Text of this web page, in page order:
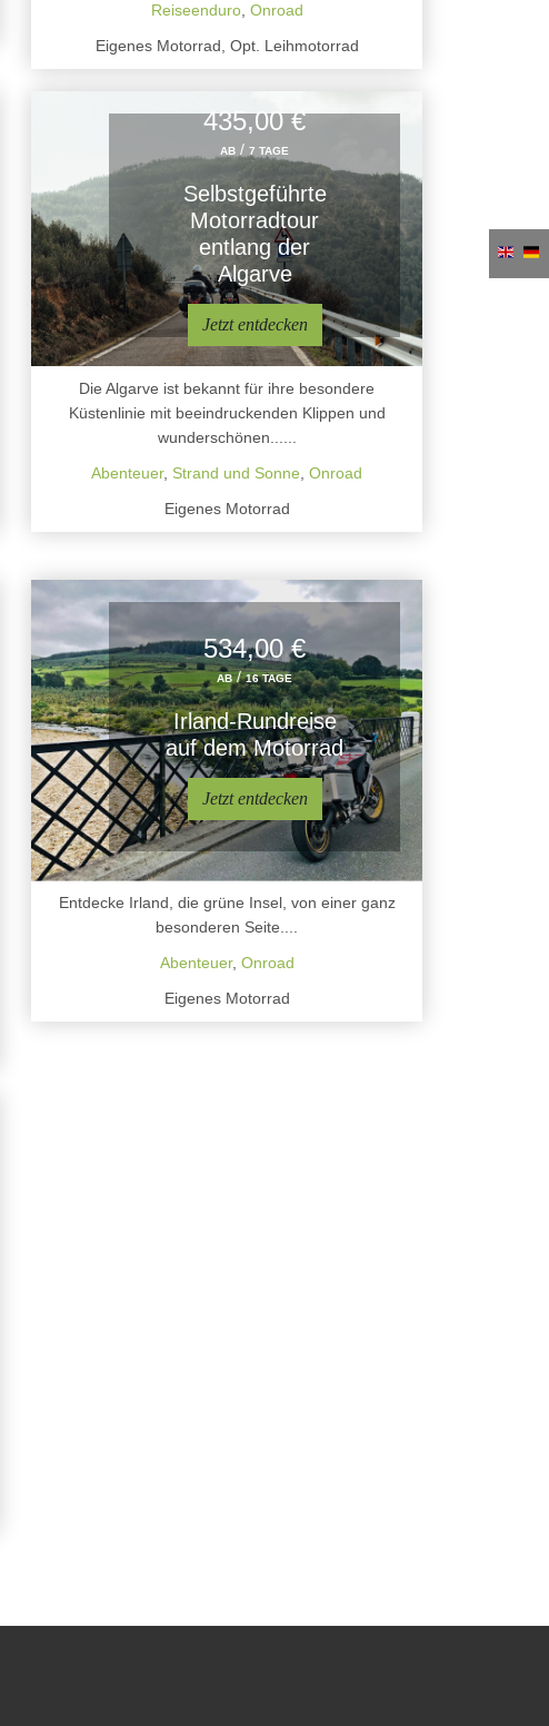
Reiseenduro, Onroad
Eigenes Motorrad, Opt. Leihmotorrad
435,00 €
AB / 7 TAGE
Selbstgeführte
Motorradtour
entlang der
Algarve
Jetzt entdecken
Die Algarve ist bekannt für ihre besondere
Küstenlinie mit beeindruckenden Klippen und
wunderschönen......
Abenteuer, Strand und Sonne, Onroad
Eigenes Motorrad
534,00 €
AB/16 TAGE
Irland-Rundreise
auf dem Motorrad
Jetzt entdecken
Entdecke Irland, die grüne Insel, von einer ganz
besonderen Seite....
Abenteuer, Onroad
Eigenes Motorrad